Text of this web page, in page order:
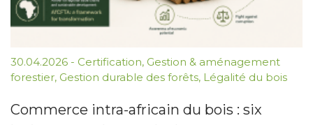
30.04.2026 - Certification, Gestion & aménagement
forestier, Gestion durable des forêts, Légalité du bois
Commerce intra-africain du bois : six